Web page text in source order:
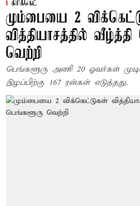
கிரிக்கெட்
மும்பையை 2
வித்தியாசத்தில்
வெற்றி
பெங்களூரு அணி 20 ஓவர்கள்
இழப்பிற்கு 167 ரன்கள் எடுத்தது.